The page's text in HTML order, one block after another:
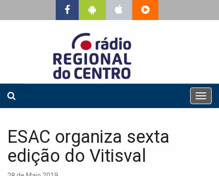
T
o
ESAC organiza sexta
edição do Vitisval